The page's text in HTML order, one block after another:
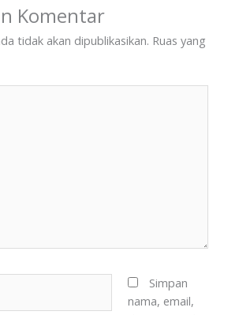
Komentar
tidak akan dipublikasikan. Ruas yang
Simpan
nama, email,